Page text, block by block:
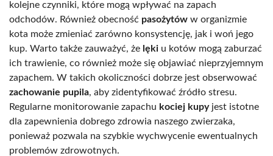
kolejne czynniki, które mogą wpływać na zapach
odchodów. Również obecność pasożytów w organizmie
kota może zmieniać zarówno konsystencję, jak i woń jego
kup. Warto także zauważyć, że lęki u kotów mogą zaburzać
ich trawienie, co również może się objawiać nieprzyjemnym
zapachem. W takich okoliczności dobrze jest obserwować
zachowanie pupila, aby zidentyfikować źródło stresu.
Regularne monitorowanie zapachu kociej kupyjest istotne
dla zapewnienia dobrego zdrowia naszego zwierzaka,
ponieważ pozwala na szybkie wychwycenie ewentualnych
problemów zdrowotnych.